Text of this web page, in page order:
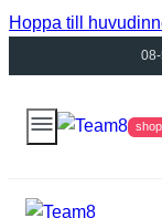
Hoppa till
shop